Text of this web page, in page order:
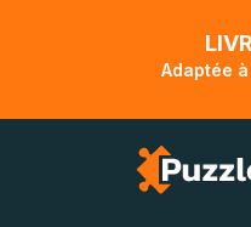
Adaptée